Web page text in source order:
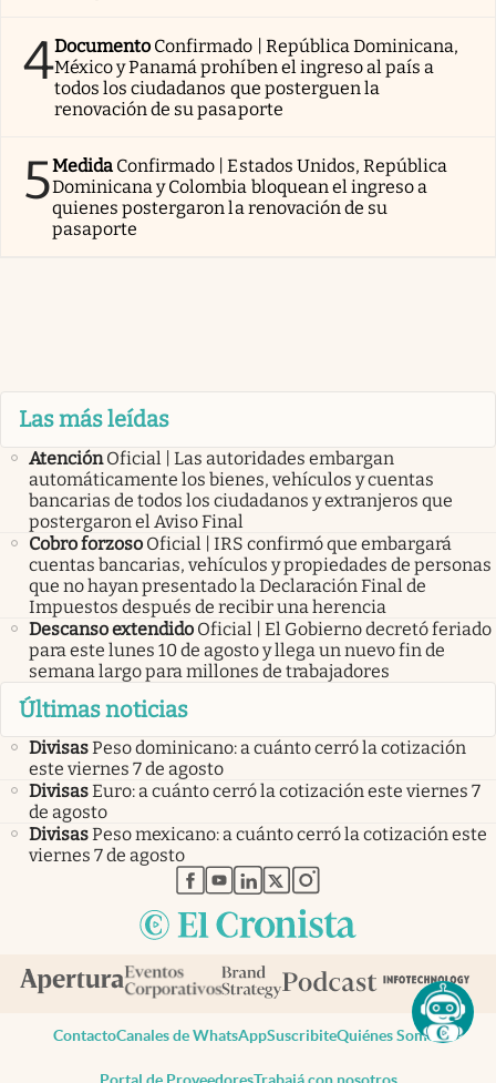
4Documento Confirmado | República Dominicana,
México y Panamá prohíben el ingreso al país a
todos los ciudadanos que posterguen la
renovación de su pasaporte
5Medida Confirmado | Estados Unidos, República
Dominicana y Colombia bloquean el ingreso a
quienes postergaron la renovación de su
pasaporte
Las más leídas
Atención Oficial | Las autoridades embargan
automáticamente los bienes, vehículos y cuentas
bancarias de todos los ciudadanos y extranjeros que
postergaron el Aviso Final
Cobro forzoso Oficial | IRS confirmó que embargará
cuentas bancarias, vehículos y propiedades de personas
que no hayan presentado la Declaración Final de
Impuestos después de recibir una herencia
Descanso extendido Oficial | El Gobierno decretó feriado
para este lunes 10 de agosto y llega un nuevo fin de
semana largo para millones de trabajadores
Últimas noticias
DivisasPeso dominicano: a cuánto cerró la cotización
este viernes 7 de agosto
DivisasEuro: a cuánto cerró la cotización este viernes 7
de agosto
DivisasPeso mexicano: a cuánto cerró la cotización este
viernes 7 de agosto
abre en nueva pestaña
abre en nueva pestaña
abre en nueva pestaña
abre en nueva pestaña
abre en nueva pestaña
ContactoCanales de WhatsAppSuscribiteQuiénes Somos
Portal de ProveedoresTrabajá con nosotros